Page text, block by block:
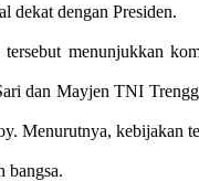
dekat dengan Presiden.
menunjukkan
dan Mayjen TNI
Menurutnya, kebijakan
bangsa.